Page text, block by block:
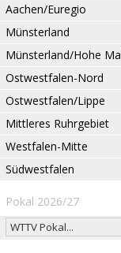
Aachen/Euregio
Münsterland
Münsterland/Hohe
Ostwestfalen-Nord
Ostwestfalen/Lippe
Mittleres Ruhrgebiet
Westfalen-Mitte
Südwestfalen
Pokal 2026/27